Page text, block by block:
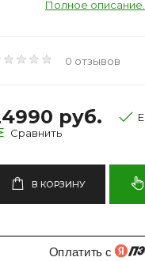
Полное
0 отзывов
руб.
В КОРЗИНУ